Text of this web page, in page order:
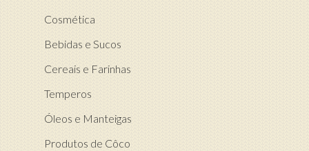
Cosmética
Bebidas e Sucos
Cereais e Farinhas
Temperos
Óleos e Manteigas
Produtos de Côco